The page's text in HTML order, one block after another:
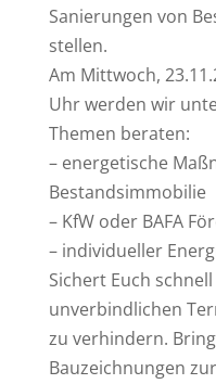
Sanierungen von
stellen.
Am Mittwoch,
Uhr werden wir
Themen beraten:
– energetische
Bestandsimmobilie
– KfW oder BAFA
– individueller
Sichert Euch
unverbindlichen
zu verhindern.
Bauzeichnungen